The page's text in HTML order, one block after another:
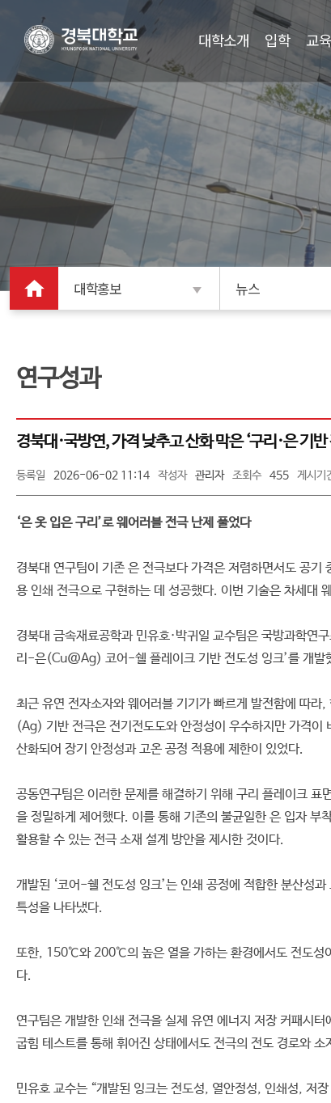
대학소개 입학 교육
대학홍보 뉴스
연구성과
경북대·국방연, 가격 낮추고 산화 막은 ‘구리·은 기반
등록일 2026-06-02 11:14 작성자 관리자 조회수 455 게시기
‘은 옷 입은 구리’로 웨어러블 전극 난제 풀었다
경북대 연구팀이 기존 은 전극보다 가격은 저렴하면서도 공
용 인쇄 전극으로 구현하는 데 성공했다. 이번 기술은 차세대
경북대 금속재료공학과 민유호·박귀일 교수팀은 국방과학
리-은(Cu@Ag) 코어-쉘 플레이크 기반 전도성 잉크’를 개발
최근 유연 전자소자와 웨어러블 기기가 빠르게 발전함에 따
(Ag) 기반 전극은 전기전도도와 안정성이 우수하지만 가격
산화되어 장기 안정성과 고온 공정 적용에 제한이 있었다.
공동연구팀은 이러한 문제를 해결하기 위해 구리 플레이크
을 정밀하게 제어했다. 이를 통해 기존의 불균일한 은 입자 부
활용할 수 있는 전극 소재 설계 방안을 제시한 것이다.
개발된 ‘코어-쉘 전도성 잉크’는 인쇄 공정에 적합한 분산성
특성을 나타냈다.
또한, 150℃와 200℃의 높은 열을 가하는 환경에서도 전도성
다.
연구팀은 개발한 인쇄 전극을 실제 유연 에너지 저장 커패시
굽힘 테스트를 통해 휘어진 상태에서도 전극의 전도 경로와
민유호 교수는 “개발된 잉크는 전도성, 열안정성, 인쇄성, 저